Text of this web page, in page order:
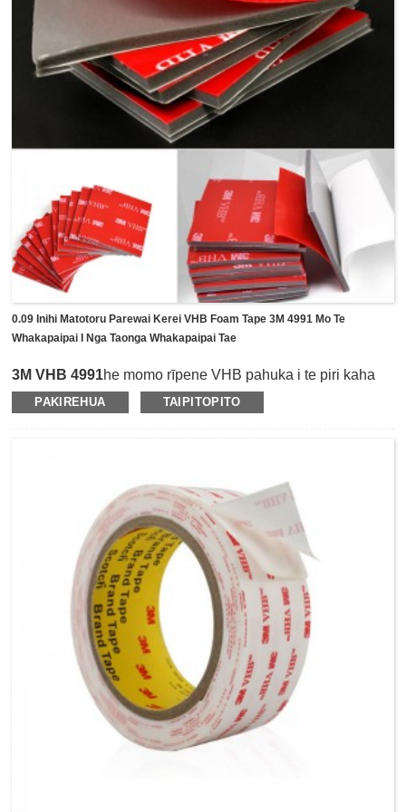
kuti whakapaipai, te hono papa ingoa, me etahi atu tono
whakaurunga o roto, o waho ranei.
0.09 Inihi Matotoru Parewai Kerei VHB Foam Tape 3M 4991 Mo Te
Whakapaipai I Nga Taonga Whakapaipai Tae
3M VHB 4991he momo rīpene VHB pahuka i te piri kaha
pouri.Ma te matotoru o te 0.09in(2.3mm), ka hanga he hiri
pumau ki te wai, makuku me etahi atu tikanga kino.Na te
rino piauau, te hiato, te kirihou, te kiriaku, te polycarbonate,
te ABS me te peita, te rakau hiri me te raima raima.I te
nuinga o te wa ka whakamahia i roto i nga tono puta noa i
nga momo maakete tae atu ki te kawe waka, taputapu, takai
whakapaipai taonga, hikohiko, hangahanga, tohu me te
whakaatu me te hononga ahumahi whanui.
PAKIREHUA TAIPITOPITO